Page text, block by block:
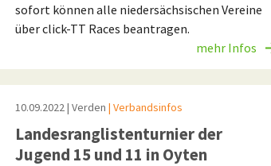
sofort können alle niedersächsischen Vereine
über click-TT Races beantragen.
mehr Infos
10.09.2022| Verden | Verbandsinfos
Landesranglistenturnier der
Jugend 15 und 11 in Oyten